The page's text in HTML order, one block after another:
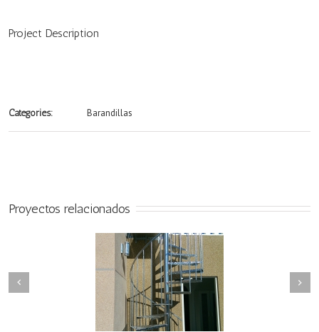
Project Description
Categories: Barandillas
Proyectos relacionados